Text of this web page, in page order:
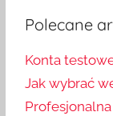
Polecane
Konta
Jak wybrać